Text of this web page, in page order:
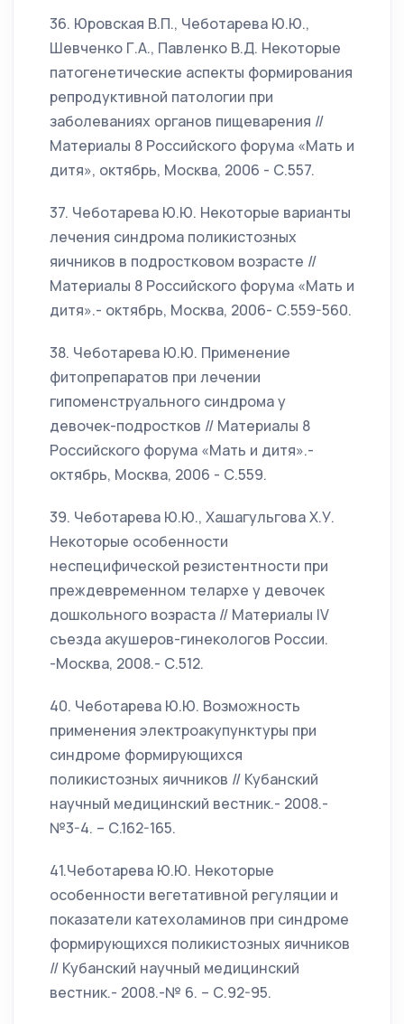
36. Юровская В.П., Чеботарева Ю.Ю.,
Шевченко Г.А., Павленко В.Д. Некоторые
патогенетические аспекты формирования
репродуктивной патологии при
заболеваниях органов пищеварения //
Материалы 8 Российского форума «Мать и
дитя», октябрь, Москва, 2006 - С.557.
37. Чеботарева Ю.Ю. Некоторые варианты
лечения синдрома поликистозных
яичников в подростковом возрасте //
Материалы 8 Российского форума «Мать и
дитя».- октябрь, Москва, 2006- С.559-560.
38. Чеботарева Ю.Ю. Применение
фитопрепаратов при лечении
гипоменструального синдрома у
девочек-подростков // Материалы 8
Российского форума «Мать и дитя».-
октябрь, Москва, 2006 - С.559.
39. Чеботарева Ю.Ю., Хашагульгова Х.У.
Некоторые особенности
неспецифической резистентности при
преждевременном телархе у девочек
дошкольного возраста // Материалы IV
съезда акушеров-гинекологов России.
-Москва, 2008.- С.512.
40. Чеботарева Ю.Ю. Возможность
применения электроакупунктуры при
синдроме формирующихся
поликистозных яичников // Кубанский
научный медицинский вестник.- 2008.-
№3-4. – С.162-165.
41.Чеботарева Ю.Ю. Некоторые
особенности вегетативной регуляции и
показатели катехоламинов при синдроме
формирующихся поликистозных яичников
// Кубанский научный медицинский
вестник.- 2008.-№ 6. – С.92-95.